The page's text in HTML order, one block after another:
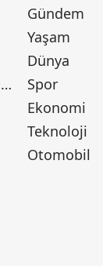
Canan Barlas ile Gündem
Gündem
Yaşam
Dünya
Spor
Ekonomi
Teknoloji
Otomobil